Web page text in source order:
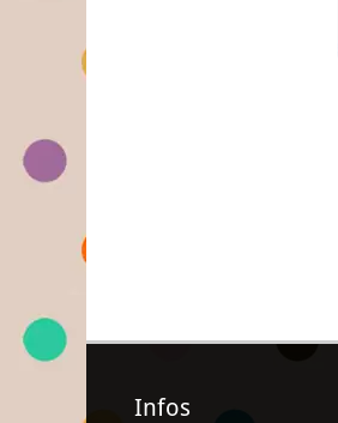
Infos